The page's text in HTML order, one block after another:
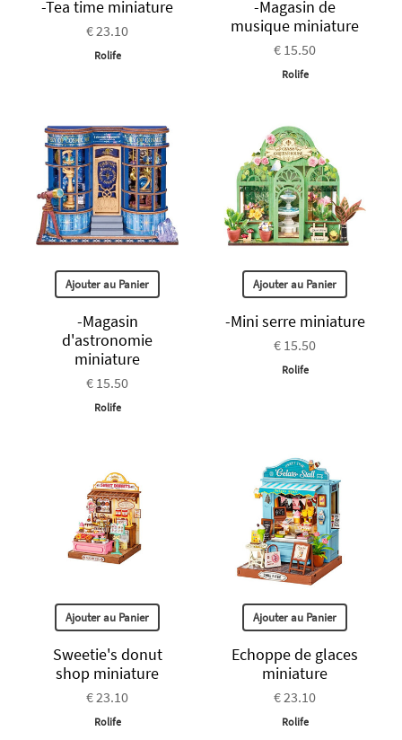
-Tea time miniature
€ 23.10
Rolife
-Magasin de
musique miniature
€ 15.50
Rolife
Ajouter au Panier
-Magasin
d'astronomie
miniature
€ 15.50
Rolife
Ajouter au Panier
-Mini serre miniature
€ 15.50
Rolife
Ajouter au Panier
Sweetie's donut
shop miniature
€ 23.10
Rolife
Ajouter au Panier
Echoppe de glaces
miniature
€ 23.10
Rolife